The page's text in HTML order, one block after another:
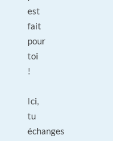
est
fait
pour
toi
!
Ici,
tu
échanges